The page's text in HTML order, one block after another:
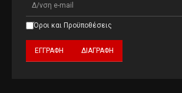
Όροι και Προϋποθέσεις